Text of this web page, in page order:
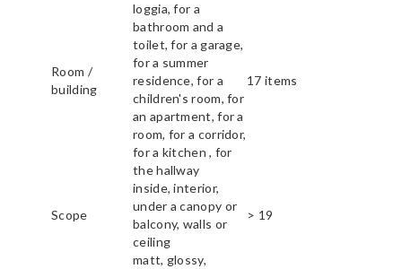
Room /
building
loggia, for a
bathroom and a
toilet, for a garage,
for a summer
residence, for a
children's room, for
an apartment, for a
room, for a corridor,
for a kitchen , for
the hallway
17 items
Scope
inside, interior,
under a canopy or
balcony, walls or
ceiling
> 19
matt, glossy,